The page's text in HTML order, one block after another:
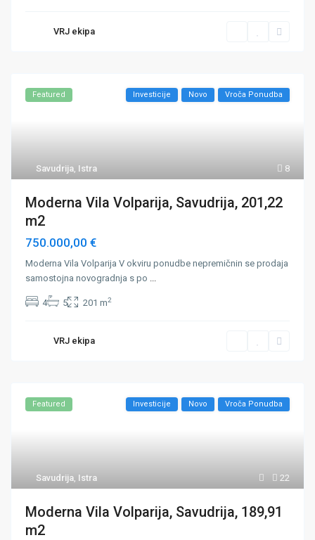
VRJ ekipa
8
Savudrija, Istra
Featured Investicije Novo Vroča Ponudba
Moderna Vila Volparija, Savudrija, 201,22
m2
750.000,00 €
Moderna Vila Volparija V okviru ponudbe nepremičnin se prodaja
samostojna novogradnja s po ...
4 5 201 m2
VRJ ekipa
22
Savudrija, Istra
Featured Investicije Novo Vroča Ponudba
Moderna Vila Volparija, Savudrija, 189,91
m2